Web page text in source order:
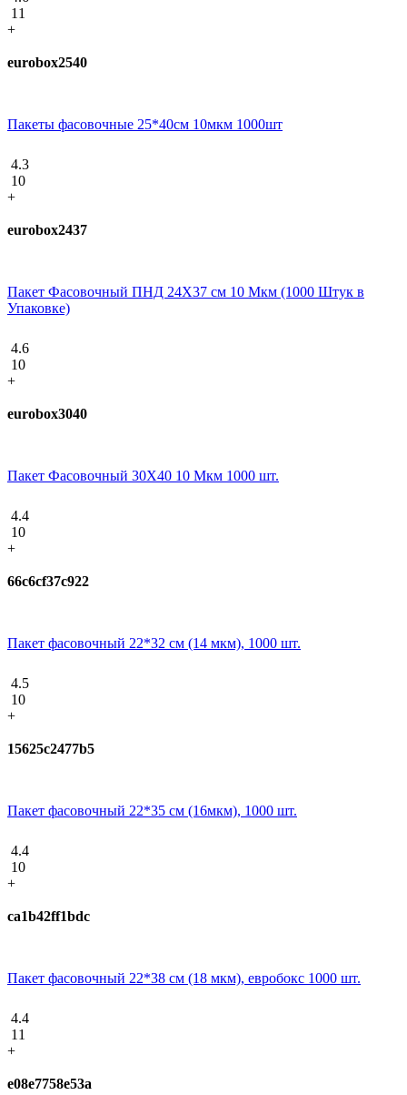
11
+
eurobox2540
Пакеты фасовочные 25*40см 10мкм 1000шт
4.3
10
+
eurobox2437
Пакет Фасовочный ПНД 24X37 см 10 Мкм (1000 Штук в
Упаковке)
4.6
10
+
eurobox3040
Пакет Фасовочный 30Х40 10 Мкм 1000 шт.
4.4
10
+
66c6cf37c922
Пакет фасовочный 22*32 см (14 мкм), 1000 шт.
4.5
10
+
15625c2477b5
Пакет фасовочный 22*35 см (16мкм), 1000 шт.
4.4
10
+
ca1b42ff1bdc
Пакет фасовочный 22*38 см (18 мкм), евробокс 1000 шт.
4.4
11
+
e08e7758e53a